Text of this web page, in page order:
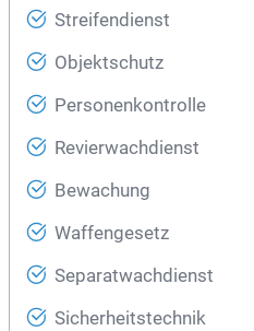
Streifendienst
Objektschutz
Personenkontrolle
Revierwachdienst
Bewachung
Waffengesetz
Separatwachdienst
Sicherheitstechnik